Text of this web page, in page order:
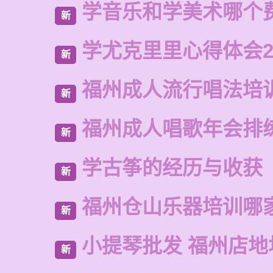
新 学音乐和学美术哪个
新 学尤克里里心得体会
新 福州成人流行唱法培
新 福州成人唱歌年会排
新 学古筝的经历与收获
新 福州仓山乐器培训哪
新 小提琴批发 福州店